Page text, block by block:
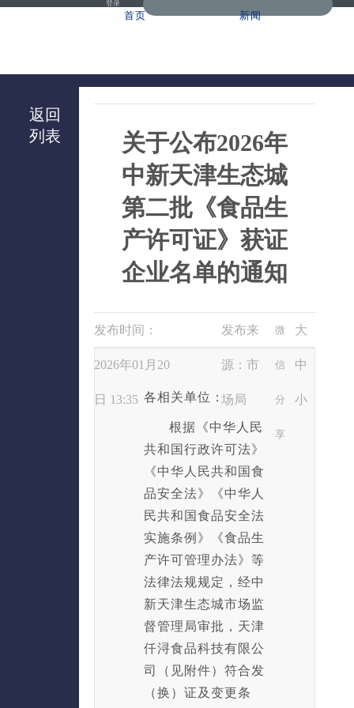
登录
首页 新闻
返回
列表
关于公布2026年
中新天津生态城
第二批《食品生
产许可证》获证
企业名单的通知
发布时间：
2026年01月20
日 13:35
发布来
源：市
场局
微
信
分
享
大
中
小
各相关单位：
根据《中华人民
共和国行政许可法》
《中华人民共和国食
品安全法》《中华人
民共和国食品安全法
实施条例》《食品生
产许可管理办法》等
法律法规规定，经中
新天津生态城市场监
督管理局审批，天津
仟浔食品科技有限公
司（见附件）符合发
（换）证及变更条